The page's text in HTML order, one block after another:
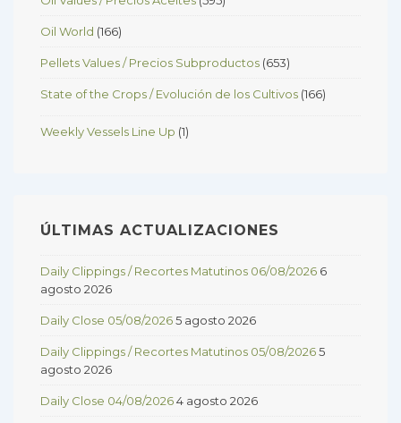
Oil World (166)
Pellets Values / Precios Subproductos (653)
State of the Crops / Evolución de los Cultivos (166)
Weekly Vessels Line Up (1)
ÚLTIMAS ACTUALIZACIONES
Daily Clippings / Recortes Matutinos 06/08/2026 6
agosto 2026
Daily Close 05/08/20265 agosto 2026
Daily Clippings / Recortes Matutinos 05/08/20265
agosto 2026
Daily Close 04/08/20264 agosto 2026